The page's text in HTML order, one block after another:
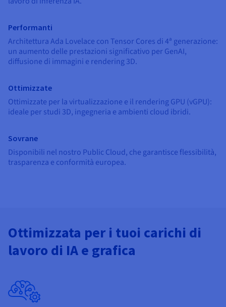
Roadmap & Changelog
Roadmap & Changelog
Performanti
Architettura Ada Lovelace con Tensor Cores di 4ª generazione:
un aumento delle prestazioni significativo per GenAI,
diffusione di immagini e rendering 3D.
Ottimizzate
Ottimizzate per la virtualizzazione e il rendering GPU (vGPU):
ideale per studi 3D, ingegneria e ambienti cloud ibridi.
Sovrane
Disponibili nel nostro Public Cloud, che garantisce flessibilità,
trasparenza e conformità europea.
Ottimizzata per i tuoi carichi di
lavoro di IA e grafica